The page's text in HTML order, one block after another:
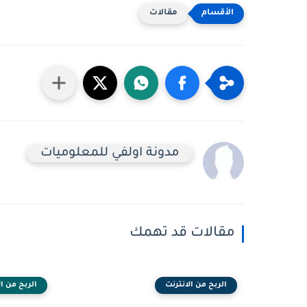
مقالات
‏مدونة اولفي للمعلوميات
مقالات قد تهمك
الربح من الانترنت الربح من